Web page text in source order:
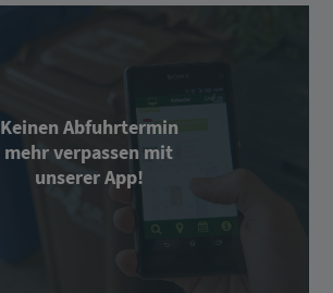
Keinen Abfuhrtermin
mehr verpassen mit
unserer App!